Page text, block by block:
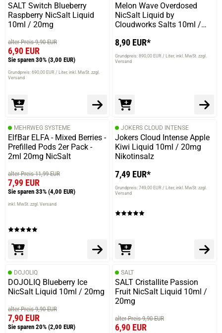
SALT Switch Blueberry
Raspberry NicSalt Liquid
10ml / 20mg
alter Preis 9,90 EUR
6,90 EUR
Sie sparen 30% (3,00 EUR)
Grundpreis: 690,00 EUR / Liter inkl. MwSt. zzgl.
Versand
Melon Wave Overdosed
NicSalt Liquid by
Cloudworks Salts 10ml /
8,90 EUR*
Grundpreis: 890,00 EUR / Liter inkl. MwSt. zzgl.
Versand
MEHRWEG SYSTEME
ElfBar ELFA - Mixed Berries -
Prefilled Pods 2er Pack -
2ml 20mg NicSalt
alter Preis 11,99 EUR
7,99 EUR
Sie sparen 33% (4,00 EUR)
inkl. MwSt. zzgl. Versand
JOKERS CLOUD INTENSE
Jokers Cloud Intense Apple
Kiwi Liquid 10ml / 20mg
Nikotinsalz
7,49 EUR*
Grundpreis: 749,00 EUR / Liter inkl. MwSt. zzgl.
Versand
DOJOLIQ
DOJOLIQ Blueberry Ice
NicSalt Liquid 10ml / 20mg
alter Preis 9,90 EUR
7,90 EUR
Sie sparen 20% (2,00 EUR)
SALT
SALT Cristallite Passion
Fruit NicSalt Liquid 10ml /
20mg
alter Preis 9,90 EUR
6,90 EUR